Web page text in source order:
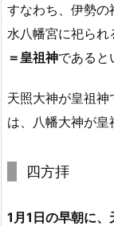
すなわち、伊勢の
水八幡宮に祀られ
＝皇祖神であると
天照大神が皇祖
は、八幡大神が皇
四方拝
1月1日の早朝に